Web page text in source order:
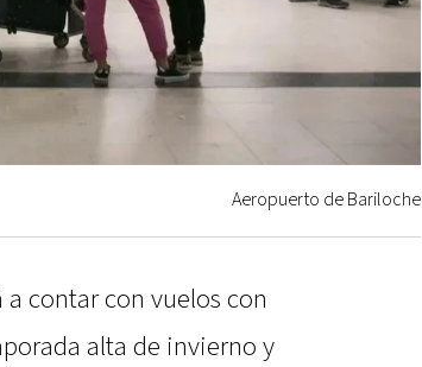
Aeropuerto de Bariloche
a contar con vuelos con
alta de invierno y